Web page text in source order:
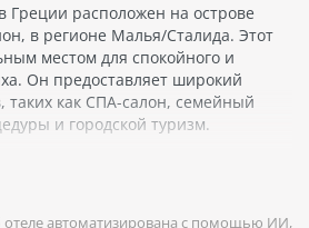
Греции расположен на острове
в регионе Малья/Сталида. Этот
местом для спокойного и
Он предоставляет широкий
таких как СПА-салон, семейный
и городской туризм.
недалеко от
Крита. Район Малья/Сталида
автоматизирована с помощью ИИ,